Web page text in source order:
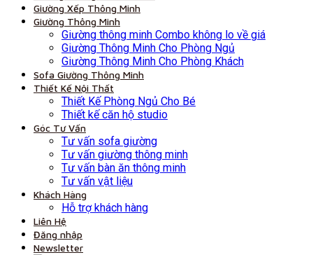
Giường Xếp Thông Minh
Giường Thông Minh
Giường thông minh Combo không lo về giá
Giường Thông Minh Cho Phòng Ngủ
Giường Thông Minh Cho Phòng Khách
Sofa Giường Thông Minh
Thiết Kế Nội Thất
Thiết Kế Phòng Ngủ Cho Bé
Thiết kế căn hộ studio
Góc Tư Vấn
Tư vấn sofa giường
Tư vấn giường thông minh
Tư vấn bàn ăn thông minh
Tư vấn vật liệu
Khách Hàng
Hỗ trợ khách hàng
Liên Hệ
Đăng nhập
Newsletter